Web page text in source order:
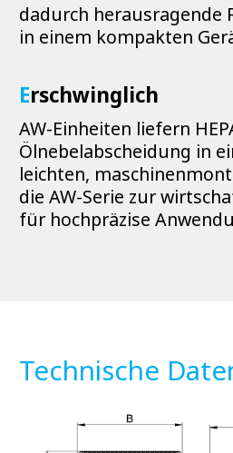
dadurch herausragende
in einem kompakten
Erschwinglich
AW-Einheiten liefern
Ölnebelabscheidung in
leichten,
die AW-Serie zur
für hochpräzise
Technische